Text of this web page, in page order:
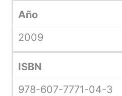
Año
2009
ISBN
978-607-7771-04-3